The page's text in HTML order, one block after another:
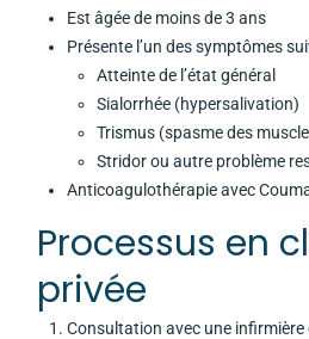
Est âgée de moins de 3 ans
Présente l’un des symptômes
Atteinte de l’état général
Sialorrhée (hypersalivation)
Trismus (spasme des
Stridor ou autre problème
Anticoagulothérapie avec
Processus en
privée
Consultation avec une infirmière